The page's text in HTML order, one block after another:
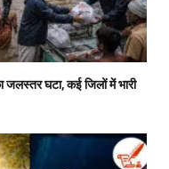
जलस्तर घटा, कई जिलों में भारी